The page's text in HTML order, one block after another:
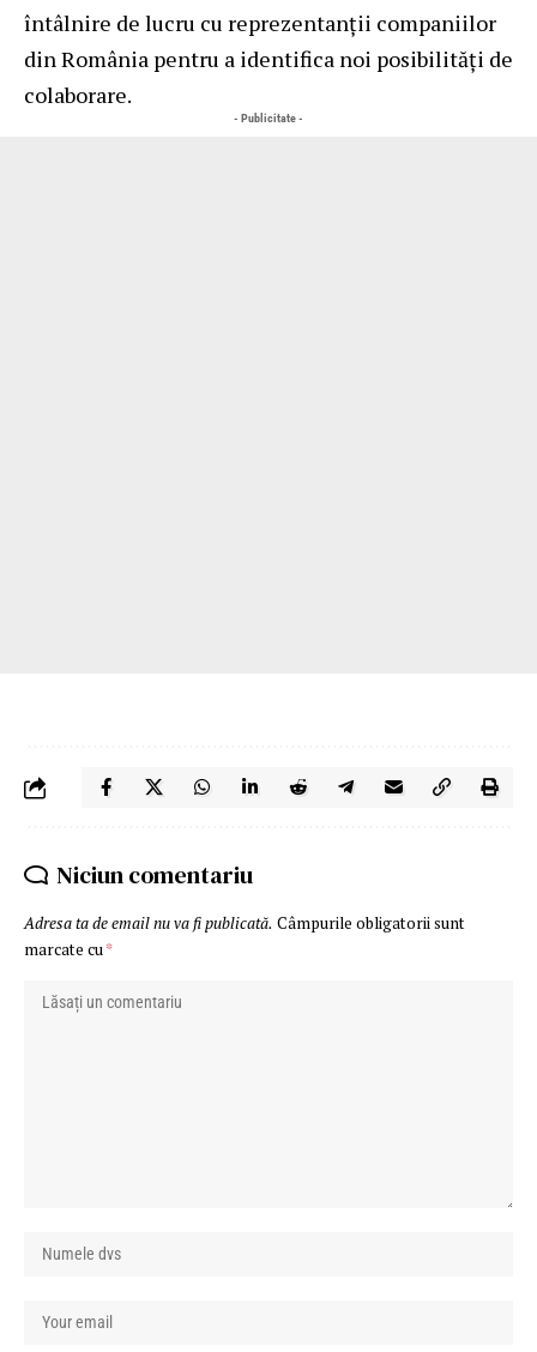
întâlnire de lucru cu reprezentanții companiilor
din România pentru a identifica noi posibilități de
colaborare.
- Publicitate -
Niciun comentariu
Adresa ta de email nu va fi publicată. Câmpurile obligatorii sunt
marcate cu *